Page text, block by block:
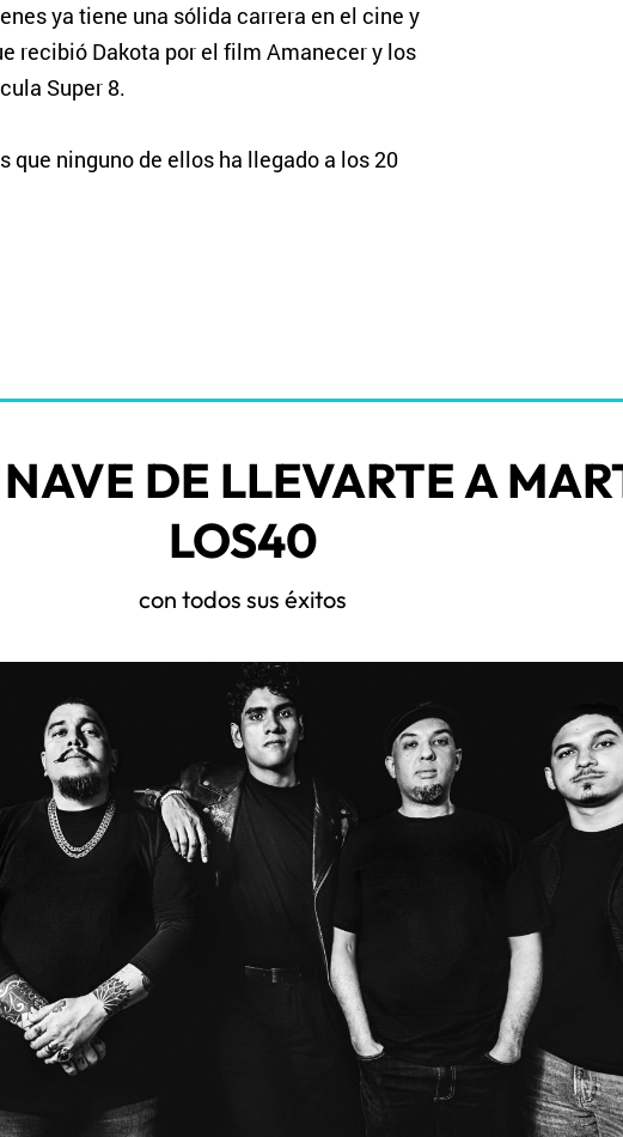
ya tiene una sólida carrera en el cine y
recibió Dakota por el film Amanecer y los
Super 8.
que ninguno de ellos ha llegado a los 20
DE LLEVARTE A
LOS40
con todos sus éxitos